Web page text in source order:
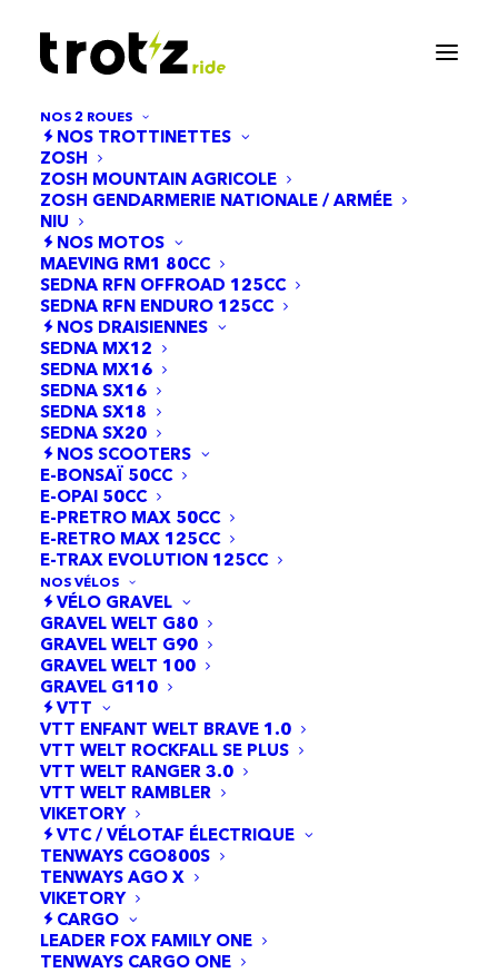
NOS 2 ROUES
NOS TROTTINETTES
ZOSH
ZOSH MOUNTAIN AGRICOLE
ZOSH GENDARMERIE NATIONALE / ARMÉE
NIU
NOS MOTOS
MAEVING RM1 80CC
SEDNA RFN OFFROAD 125CC
SEDNA RFN ENDURO 125CC
NOS DRAISIENNES
SEDNA MX12
SEDNA MX16
SEDNA SX16
SEDNA SX18
SEDNA SX20
NOS SCOOTERS
E-BONSAÏ 50CC
E-OPAI 50CC
E-PRETRO MAX 50CC
E-RETRO MAX 125CC
E-TRAX EVOLUTION 125CC
NOS VÉLOS
VÉLO GRAVEL
GRAVEL WELT G80
GRAVEL WELT G90
GRAVEL WELT 100
GRAVEL G110
VTT
VTT ENFANT WELT BRAVE 1.0
VTT WELT ROCKFALL SE PLUS
VTT WELT RANGER 3.0
VTT WELT RAMBLER
VIKETORY
VTC / VÉLOTAF ÉLECTRIQUE
TENWAYS CGO800S
TENWAYS AGO X
VIKETORY
CARGO
LEADER FOX FAMILY ONE
TENWAYS CARGO ONE
Port de charge
22 résultats affichés